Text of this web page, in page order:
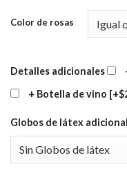
Color de rosas
Detalles adicionales
+ Botella de vino
Globos de látex